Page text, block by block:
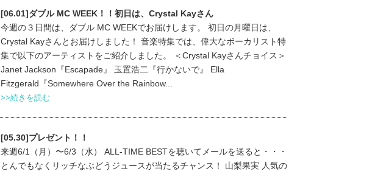
[06.01]ダブル MC WEEK！！初日は、Crystal Kayさん
今週の３日間は、ダブル MC WEEKでお届けします。 初日の月曜日は、
Crystal Kayさんとお届けしました！ 音楽特集では、偉大なボーカリスト特
集で以下のアーティストをご紹介しました。 ＜Crystal Kayさんチョイス＞
Janet Jackson『Escapade』 玉置浩二『行かないで』 Ella
Fitzgerald『Somewhere Over the Rainbow...
>>続きを読む
[05.30]プレゼント！！
来週6/1（月）〜6/3（水） ALL-TIME BESTを聴いてメールを送ると・・・
とんでもなくリッチなぶどうジュースが当たるチャンス！ 山梨果実 人気の